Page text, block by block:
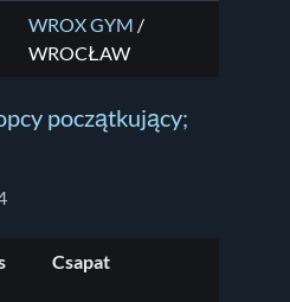
WROX GYM /
WROCŁAW
początkujący;
Csapat